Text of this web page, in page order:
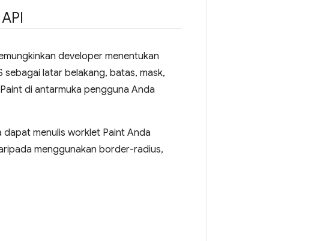
developer menentukan
latar belakang, batas, mask,
di antarmuka pengguna Anda
menulis worklet Paint Anda
menggunakan border-radius,